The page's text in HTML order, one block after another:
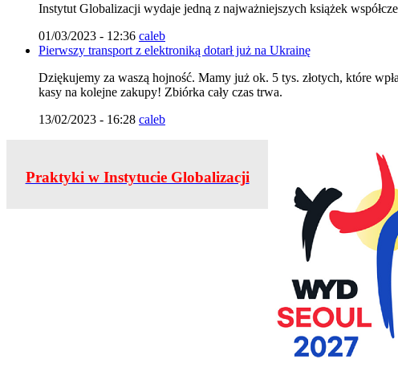
Instytut Globalizacji wydaje jedną z najważniejszych książek
01/03/2023 - 12:36 caleb
Pierwszy transport z elektroniką dotarł już na Ukrainę
Dziękujemy za waszą hojność. Mamy już ok. 5 tys. złotych, które
kasy na kolejne zakupy! Zbiórka cały czas trwa.
13/02/2023 - 16:28 caleb
Praktyki w Instytucie Globalizacji